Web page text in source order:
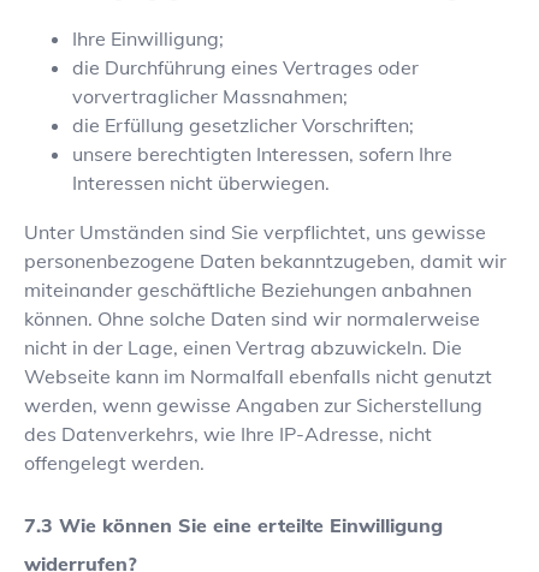
Ihre Einwilligung;
die Durchführung eines Vertrages oder
vorvertraglicher Massnahmen;
die Erfüllung gesetzlicher Vorschriften;
unsere berechtigten Interessen, sofern Ihre
Interessen nicht überwiegen.
Unter Umständen sind Sie verpflichtet, uns gewisse
personenbezogene Daten bekanntzugeben, damit wir
miteinander geschäftliche Beziehungen anbahnen
können. Ohne solche Daten sind wir normalerweise
nicht in der Lage, einen Vertrag abzuwickeln. Die
Webseite kann im Normalfall ebenfalls nicht genutzt
werden, wenn gewisse Angaben zur Sicherstellung
des Datenverkehrs, wie Ihre IP-Adresse, nicht
offengelegt werden.
Wie können Sie eine erteilte Einwilligung
widerrufen?